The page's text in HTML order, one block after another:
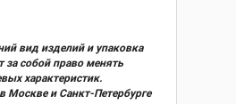
вид изделий и упаковка
за собой право менять
характеристик.
Москве и Санкт-Петербурге